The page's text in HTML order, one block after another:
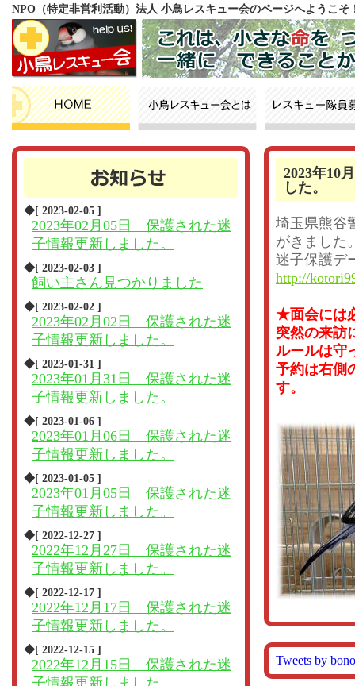
NPO（特定非営利活動）法人 小鳥レスキュー会のページへようこそ
◆[ 2023-02-05 ]
2023年02月05日 保護された迷
子情報更新しました。
◆[ 2023-02-03 ]
飼い主さん見つかりました
◆[ 2023-02-02 ]
2023年02月02日 保護された迷
子情報更新しました。
◆[ 2023-01-31 ]
2023年01月31日 保護された迷
子情報更新しました。
◆[ 2023-01-06 ]
2023年01月06日 保護された迷
子情報更新しました。
◆[ 2023-01-05 ]
2023年01月05日 保護された迷
子情報更新しました。
◆[ 2022-12-27 ]
2022年12月27日 保護された迷
子情報更新しました。
◆[ 2022-12-17 ]
2022年12月17日 保護された迷
子情報更新しました。
◆[ 2022-12-15 ]
2022年12月15日 保護された迷
子情報更新しました。
2023年10
した。
埼玉県熊谷
がきました
迷子保護デ
http://
★面会には
突然の来訪
ルールは守
予約は右側
す。
Tweets by